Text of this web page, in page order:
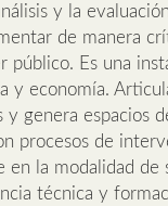
y la
de manera
Es una
y economía.
genera espacios
procesos de
la modalidad de
técnica y